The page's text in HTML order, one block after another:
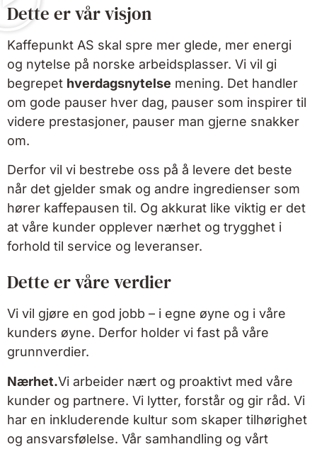
Dette er vår visjon
Kaffepunkt AS skal spre mer glede, mer energi
og nytelse på norske arbeidsplasser. Vi vil gi
begrepet hverdagsnytelse mening. Det handler
om gode pauser hver dag, pauser som inspirer til
videre prestasjoner, pauser man gjerne snakker
om.
Derfor vil vi bestrebe oss på å levere det beste
når det gjelder smak og andre ingredienser som
hører kaffepausen til. Og akkurat like viktig er det
at våre kunder opplever nærhet og trygghet i
forhold til service og leveranser.
Dette er våre verdier
Vi vil gjøre en god jobb – i egne øyne og i våre
kunders øyne. Derfor holder vi fast på våre
grunnverdier.
Nærhet.Vi arbeider nært og proaktivt med våre
kunder og partnere. Vi lytter, forstår og gir råd. Vi
har en inkluderende kultur som skaper tilhørighet
og ansvarsfølelse. Vår samhandling og vårt